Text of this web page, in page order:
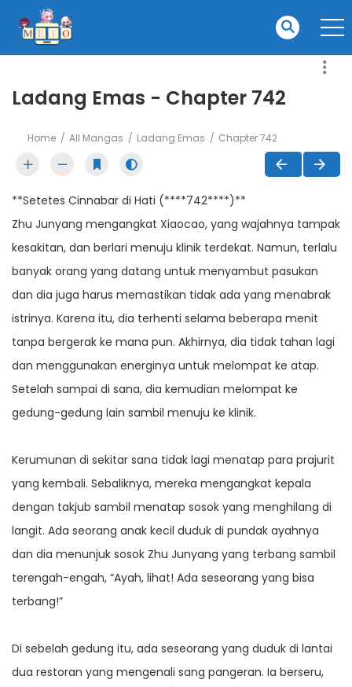
Ladang Emas - Chapter 742
Home All Mangas Ladang Emas Chapter 742
**Setetes Cinnabar di Hati (****742****)**
Zhu Junyang mengangkat Xiaocao, yang wajahnya tampak
kesakitan, dan berlari menuju klinik terdekat. Namun, terlalu
banyak orang yang datang untuk menyambut pasukan
dan dia juga harus memastikan tidak ada yang menabrak
istrinya. Karena itu, dia terhenti selama beberapa menit
tanpa bergerak ke mana pun. Akhirnya, dia tidak tahan lagi
dan menggunakan energinya untuk melompat ke atap.
Setelah sampai di sana, dia kemudian melompat ke
gedung-gedung lain sambil menuju ke klinik.
Kerumunan di sekitar sana tidak lagi menatap para prajurit
yang kembali. Sebaliknya, mereka mengangkat kepala
dengan takjub sambil menatap sosok yang menghilang di
langit. Ada seorang anak kecil duduk di pundak ayahnya
dan dia menunjuk sosok Zhu Junyang yang terbang sambil
terengah-engah, “Ayah, lihat! Ada seseorang yang bisa
terbang!”
Di sebelah gedung itu, ada seseorang yang duduk di lantai
dua restoran yang mengenali sang pangeran. Ia berseru,